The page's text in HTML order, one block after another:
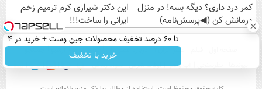
هستید
!
🔥
کمر درد داری؟ دیگه بسه! در منزل
درمانش کن (◀پرسش‌نامه)
این دکتر شیرازی کرم ترمیم زخم
ایرانی را ساخت!!!
تا 60 درصد تخفیف محصولات جین وست + خرید در 4
قسط
خرید با تخفیف عصر ایران۲ درباره عصرایران تماس با ما
آب و هوا اوقات شرعی سواد زندگی